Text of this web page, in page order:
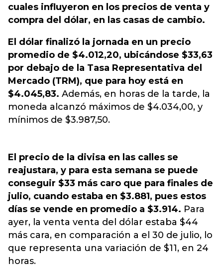
cuales influyeron en los precios de venta y
compra del dólar, en las casas de cambio.
El dólar finalizó la jornada en un precio
promedio de $4.012,20, ubicándose $33,63
por debajo de la Tasa Representativa del
Mercado (TRM), que para hoy está en
$4.045,83. Además, en horas de la tarde, la
moneda alcanzó máximos de $4.034,00, y
mínimos de $3.987,50.
El precio de la divisa en las calles se
reajustara, y para esta semana se puede
conseguir $33 más caro que para finales de
julio, cuando estaba en $3.881, pues estos
días se vende en promedio a $3.914. Para
ayer, la venta venta del dólar estaba $44
más cara, en comparación a el 30 de julio, lo
que representa una variación de $11, en 24
horas.